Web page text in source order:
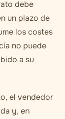
debe
un plazo de
los costes
no puede
a su
el vendedor
y, en